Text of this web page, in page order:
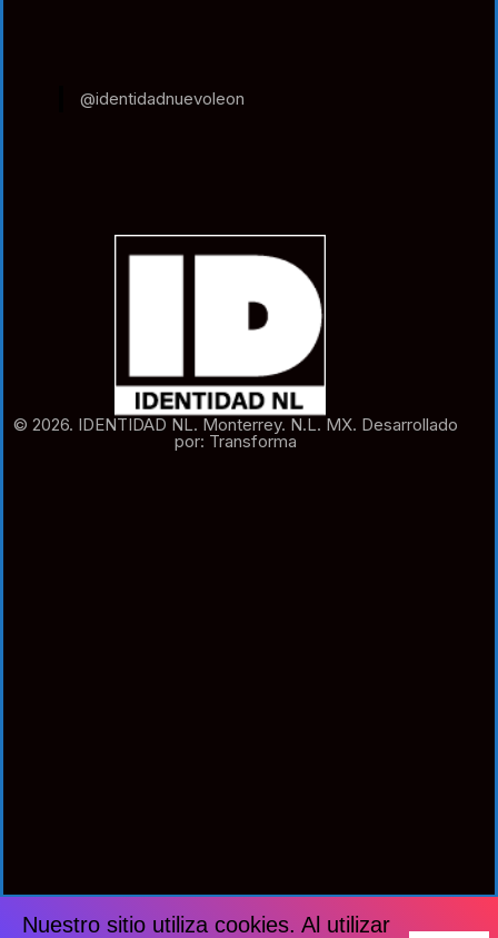
@identidadnuevoleon
© 2026. IDENTIDAD NL. Monterrey. N.L. MX. Desarrollado
por: Transforma
Nuestro sitio utiliza cookies. Al utilizar